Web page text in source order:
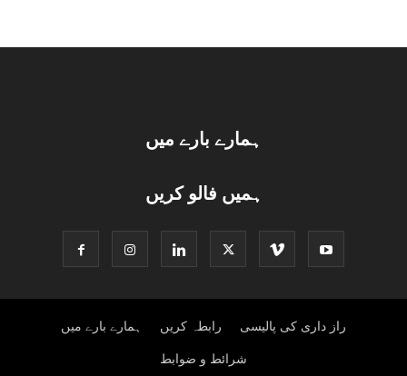
ہمارے بارے میں
ہمیں فالو کریں
ہمارے بارے میں رابطہ کریں راز داری کی پالیسی
شرائط و ضوابط